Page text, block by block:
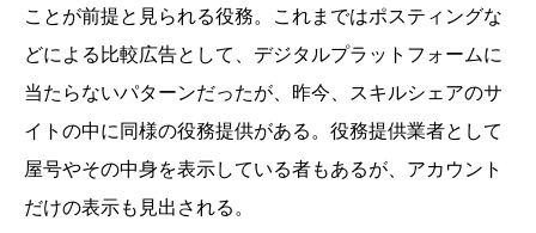
ことが前提と見られる役務。これまではポスティングな
どによる比較広告として、デジタルプラットフォームに
当たらないパターンだったが、昨今、スキルシェアのサ
イトの中に同様の役務提供がある。役務提供業者として
屋号やその中身を表示している者もあるが、アカウント
だけの表示も見出される。